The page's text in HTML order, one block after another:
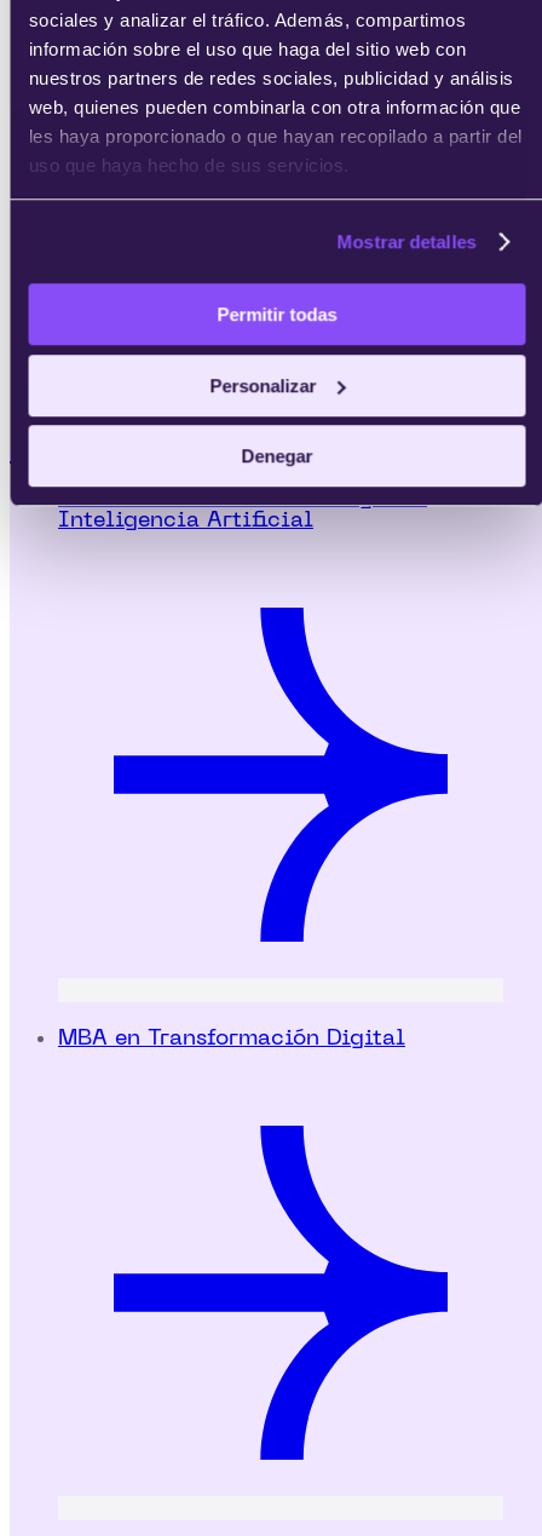
sociales y analizar el tráfico. Además, compartimos
información sobre el uso que haga del sitio web con
nuestros partners de redes sociales, publicidad y análisis
web, quienes pueden combinarla con otra información que
les haya proporcionado o que hayan recopilado a partir del
uso que haya hecho de sus servicios.
Mostrar detalles
Permitir todas
Personalizar
Denegar
MBA en Innovación Estratégica e
Inteligencia Artificial
MBA en Transformación Digital